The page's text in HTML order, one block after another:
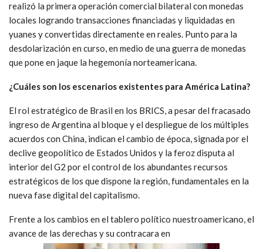
realizó la primera operación comercial bilateral con monedas
locales logrando transacciones financiadas y liquidadas en
yuanes y convertidas directamente en reales. Punto para la
desdolarización en curso, en medio de una guerra de monedas
que pone en jaque la hegemonía norteamericana.
¿Cuáles son los escenarios existentes para América Latina?
El rol estratégico de Brasil en los BRICS, a pesar del fracasado
ingreso de Argentina al bloque y el despliegue de los múltiples
acuerdos con China, indican el cambio de época, signada por el
declive geopolítico de Estados Unidos y la feroz disputa al
interior del G2 por el control de los abundantes recursos
estratégicos de los que dispone la región, fundamentales en la
nueva fase digital del capitalismo.
Frente a los cambios en el tablero político nuestroamericano, el
avance de las derechas y su contracara en